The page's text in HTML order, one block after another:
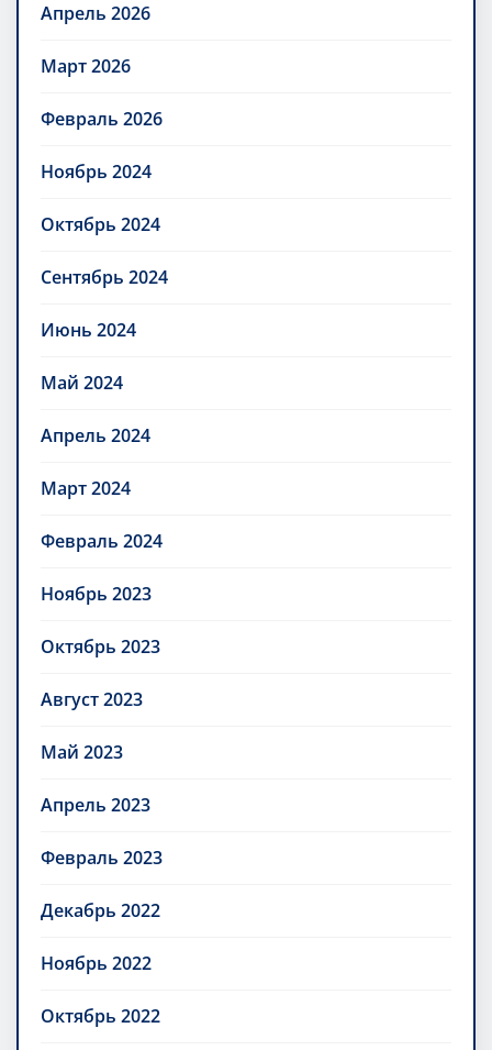
Апрель 2026
Март 2026
Февраль 2026
Ноябрь 2024
Октябрь 2024
Сентябрь 2024
Июнь 2024
Май 2024
Апрель 2024
Март 2024
Февраль 2024
Ноябрь 2023
Октябрь 2023
Август 2023
Май 2023
Апрель 2023
Февраль 2023
Декабрь 2022
Ноябрь 2022
Октябрь 2022